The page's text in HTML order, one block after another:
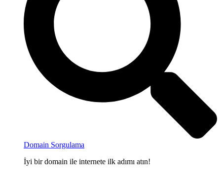
Domain Sorgulama
İyi bir domain ile internete ilk adımı atın!